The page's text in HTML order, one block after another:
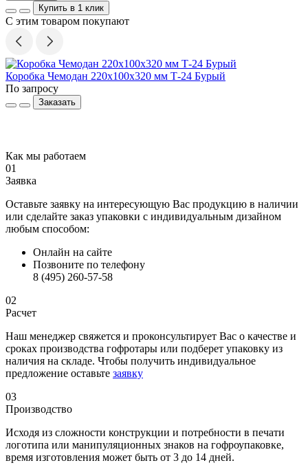
Купить в 1 клик
С этим товаром покупают
Коробка Чемодан 220х100х320 мм Т-24 Бурый
По запросу
Заказать
Как мы работаем
01
Заявка
Оставьте заявку на интересующую Вас продукцию в наличии
или сделайте заказ упаковки с индивидуальным дизайном
любым способом:
Онлайн на сайте
Позвоните по телефону
8 (495) 260-57-58
02
Расчет
Наш менеджер свяжется и проконсультирует Вас о качестве и
сроках производства гофротары или подберет упаковку из
наличия на складе. Чтобы получить индивидуальное
предложение оставьте заявку
03
Производство
Исходя из сложности конструкции и потребности в печати
логотипа или манипуляционных знаков на гофроупаковке,
время изготовления может быть от 3 до 14 дней.